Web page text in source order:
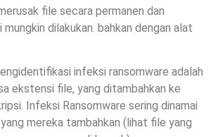
file secara permanen dan
dilakukan. bahkan dengan alat
infeksi ransomware adalah
ekstensi file, yang ditambahkan ke
Infeksi Ransomware sering dinamai
mereka tambahkan (lihat file yang